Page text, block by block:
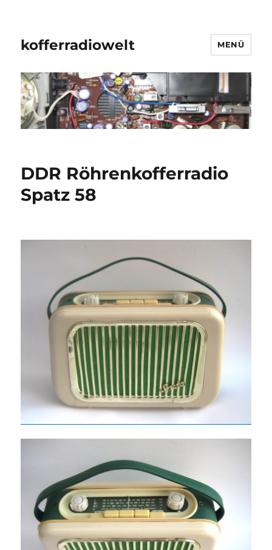
kofferradiowelt MENÜ
DDR Röhrenkofferradio
Spatz 58